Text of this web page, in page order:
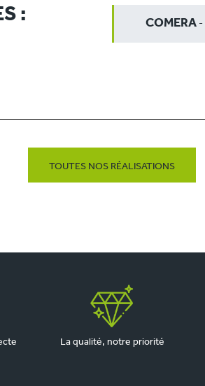
: COMERA -
TOUTES NOS RÉALISATIONS
La qualité, notre priorité